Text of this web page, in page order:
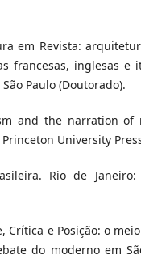
em Revista:
francesas, inglesas e
Paulo (Doutorado).
and the narration of
University
Rio de
Crítica e Posição: o
do moderno em